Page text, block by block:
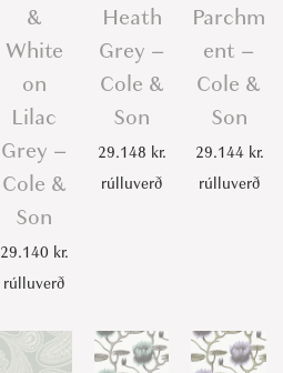
&
White
on
Lilac
Grey –
Cole &
Son
29.140 kr.
rúlluverð
Heath
Grey –
Cole &
Son
29.148 kr.
rúlluverð
Parchm
ent –
Cole &
Son
29.144 kr.
rúlluverð